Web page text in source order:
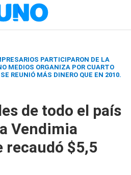
PARTICIPARON DE LA
MEDIOS ORGANIZA POR CUARTO
REUNIÓ MÁS DINERO QUE EN 2010.
de todo el país
Vendimia
recaudó $5,5